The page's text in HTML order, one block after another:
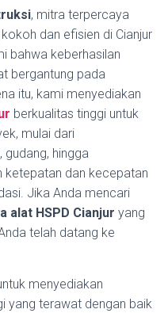
, mitra terpercaya
dan efisien di Cianjur
bahwa keberhasilan
bergantung pada
itu, kami menyediakan
berkualitas tinggi untuk
mulai dari
gudang, hingga
ketepatan dan kecepatan
Jika Anda mencari
alat HSPD Cianjur yang
telah datang ke
menyediakan
yang terawat dengan baik